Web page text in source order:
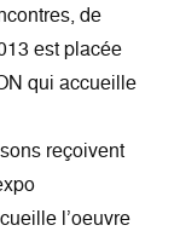
de
est placée
qui accueille
reçoivent
l’oeuvre